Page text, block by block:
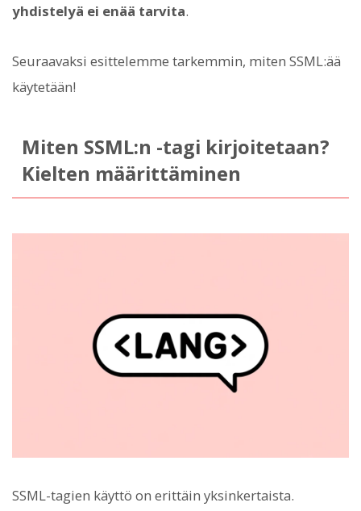
yhdistelyä ei enää tarvita.
Seuraavaksi esittelemme tarkemmin, miten SSML:ää
käytetään!
Miten SSML:n -tagi kirjoitetaan?
Kielten määrittäminen
SSML-tagien käyttö on erittäin yksinkertaista.